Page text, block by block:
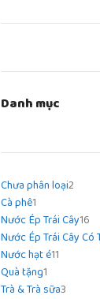
Danh mục
Chưa phân loại2
Cà phê1
Nước Ép Trái Cây16
Nước Ép Trái Cây Có
Nước hạt é11
Quà tặng1
Trà & Trà sữa3